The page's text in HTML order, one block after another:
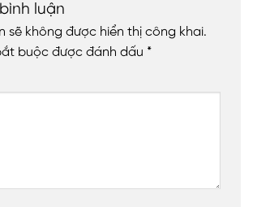
luận
sẽ không được hiển thị công khai.
buộc được đánh dấu *